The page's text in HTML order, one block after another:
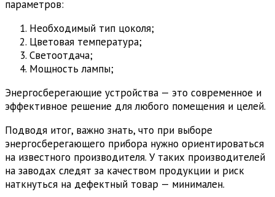
параметров:
Необходимый тип цоколя;
Цветовая температура;
Светоотдача;
Мощность лампы;
Энергосберегающие устройства — это современное и
эффективное решение для любого помещения и целей.
Подводя итог, важно знать, что при выборе
энергосберегающего прибора нужно ориентироваться
на известного производителя. У таких производителей
на заводах следят за качеством продукции и риск
наткнуться на дефектный товар — минимален.